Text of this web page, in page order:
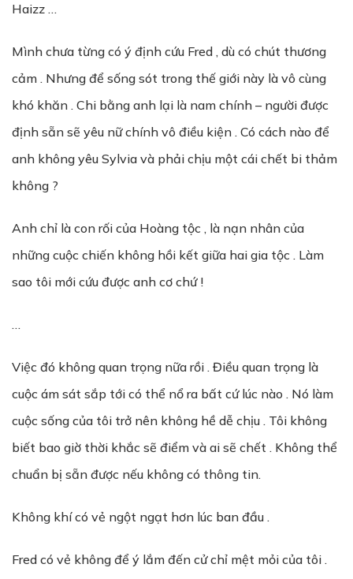
Haizz …
Mình chưa từng có ý định cứu Fred , dù có chút thương
cảm . Nhưng để sống sót trong thế giới này là vô cùng
khó khăn . Chi bằng anh lại là nam chính – người được
định sẵn sẽ yêu nữ chính vô điều kiện . Có cách nào để
anh không yêu Sylvia và phải chịu một cái chết bi thảm
không ?
Anh chỉ là con rối của Hoàng tộc , là nạn nhân của
những cuộc chiến không hồi kết giữa hai gia tộc . Làm
sao tôi mới cứu được anh cơ chứ !
…
Việc đó không quan trọng nữa rồi . Điều quan trọng là
cuộc ám sát sắp tới có thể nổ ra bất cứ lúc nào . Nó làm
cuộc sống của tôi trở nên không hề dễ chịu . Tôi không
biết bao giờ thời khắc sẽ điểm và ai sẽ chết . Không thể
chuẩn bị sẵn được nếu không có thông tin.
Không khí có vẻ ngột ngạt hơn lúc ban đầu .
Fred có vẻ không để ý lắm đến cử chỉ mệt mỏi của tôi .